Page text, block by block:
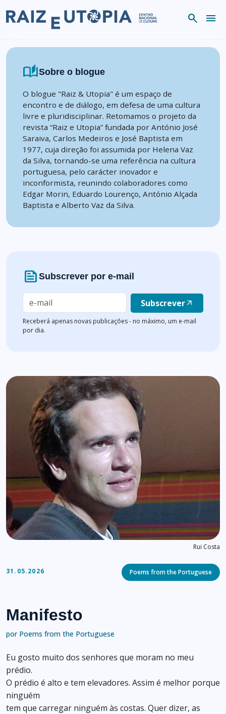
search menu
auto_storiesSobre o blogue
O blogue "Raiz & Utopia" é um espaço de
encontro e de diálogo, em defesa de uma cultura
livre e pluridisciplinar. Retomamos o projeto da
revista “Raiz e Utopia” fundada por António José
Saraiva, Carlos Medeiros e José Baptista em
1977, cuja direção foi assumida por Helena Vaz
da Silva, tornando-se uma referência na cultura
portuguesa, pelo carácter inovador e
inconformista, reunindo colaboradores como
Edgar Morin, Eduardo Lourenço, António Alçada
Baptista e Alberto Vaz da Silva.
news Subscrever por e-mail
Subscreverarrow_outward
Receberá apenas novas publicações - no máximo, um e-mail
por dia.
Rui Costa
31.05.2026 Categories
Poems from the Portuguese
Manifesto
por Poems from the Portuguese
Eu gosto muito dos senhores que moram no meu
prédio.
O prédio é alto e tem elevadores. Assim é melhor porque
ninguém
tem que carregar ninguém às costas. Quer dizer, as